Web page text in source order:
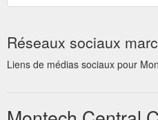
Réseaux sociaux
Liens de médias sociaux pour